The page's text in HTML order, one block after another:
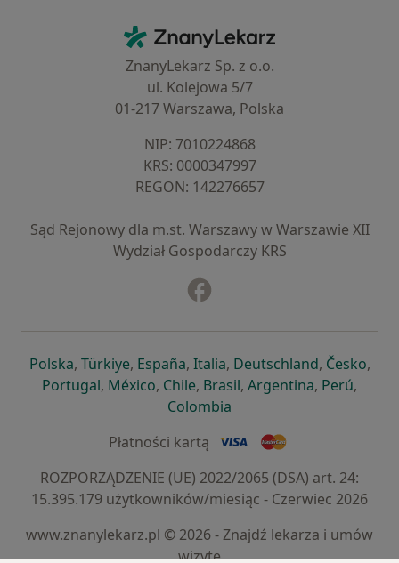
ZnanyLekarz - Strona główna
ZnanyLekarz Sp. z o.o.
ul. Kolejowa 5/7
01-217 Warszawa, Polska
NIP: ⁠7010224868
KRS: ⁠0000347997
REGON: ⁠142276657
Sąd Rejonowy dla m.st. Warszawy w Warszawie XII
Wydział Gospodarczy KRS
Polskaotwiera się w nowej karcie
, Türkiyeotwiera się w nowej karcie
, Españaotwiera się w nowej karcie
, Italiaotwiera się w nowej
, Deutschlandotwiera się
, Česko,
Portugalotwiera się w nowej karcie
, Méxicootwiera się w nowej karcie
, Chileotwiera się w nowej karcie
, Brasilotwiera się w nowej
, Argentinaotwiera się
, Perú,
Colombia
Płatności kartą
ROZPORZĄDZENIE (UE) 2022/2065 (DSA) art. 24:
15.395.179 użytkowników/miesiąc - Czerwiec 2026
www.znanylekarz.pl © 2026 - Znajdź lekarza i umów
wizytę